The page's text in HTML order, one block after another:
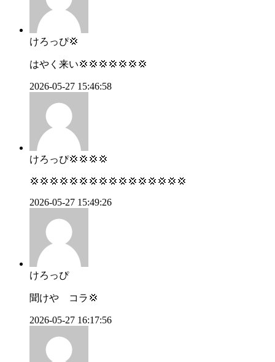
けろっぴ💢
はやく来い💢💢💢💢💢💢💢
2026-05-27 15:46:58
けろっぴ💢💢💢💢
💢💢💢💢💢💢💢💢💢💢💢💢💢💢💢💢
2026-05-27 15:49:26
けろっぴ
聞けや コラ💢
2026-05-27 16:17:56